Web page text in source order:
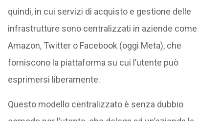
quindi, in cui servizi di acquisto e gestione delle
infrastrutture sono centralizzati in aziende come
Amazon, Twitter o Facebook (oggi Meta), che
forniscono la piattaforma su cui l’utente può
esprimersi liberamente.
Questo modello centralizzato è senza dubbio